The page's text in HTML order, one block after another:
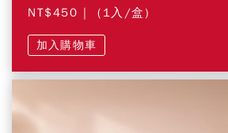
NT$450 | (1入/盒)
加入購物車